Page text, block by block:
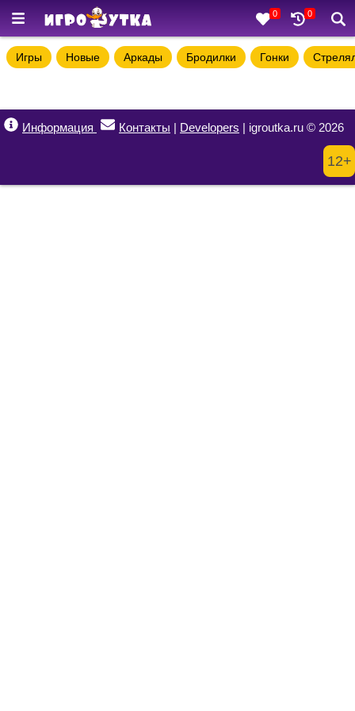
0 0
Игры Новые Аркады Бродилки Гонки
Информация Контакты | Developers | igroutka.ru © 2026
12+